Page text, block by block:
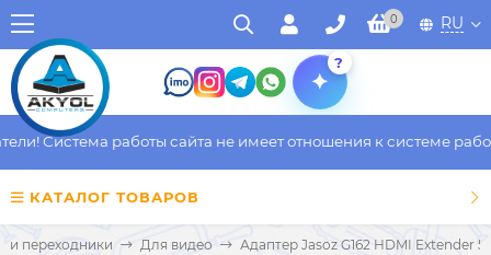
0 RU
?
Система работы сайта не имеет отношения к системе
КАТАЛОГ ТОВАРОВ
и переходники Для видео Адаптер Jasoz G162 HDMI Extender